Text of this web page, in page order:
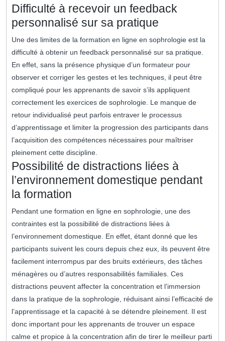
Difficulté à recevoir un feedback
personnalisé sur sa pratique
Une des limites de la formation en ligne en sophrologie est la
difficulté à obtenir un feedback personnalisé sur sa pratique.
En effet, sans la présence physique d’un formateur pour
observer et corriger les gestes et les techniques, il peut être
compliqué pour les apprenants de savoir s’ils appliquent
correctement les exercices de sophrologie. Le manque de
retour individualisé peut parfois entraver le processus
d’apprentissage et limiter la progression des participants dans
l’acquisition des compétences nécessaires pour maîtriser
pleinement cette discipline.
Possibilité de distractions liées à
l’environnement domestique pendant
la formation
Pendant une formation en ligne en sophrologie, une des
contraintes est la possibilité de distractions liées à
l’environnement domestique. En effet, étant donné que les
participants suivent les cours depuis chez eux, ils peuvent être
facilement interrompus par des bruits extérieurs, des tâches
ménagères ou d’autres responsabilités familiales. Ces
distractions peuvent affecter la concentration et l’immersion
dans la pratique de la sophrologie, réduisant ainsi l’efficacité de
l’apprentissage et la capacité à se détendre pleinement. Il est
donc important pour les apprenants de trouver un espace
calme et propice à la concentration afin de tirer le meilleur parti